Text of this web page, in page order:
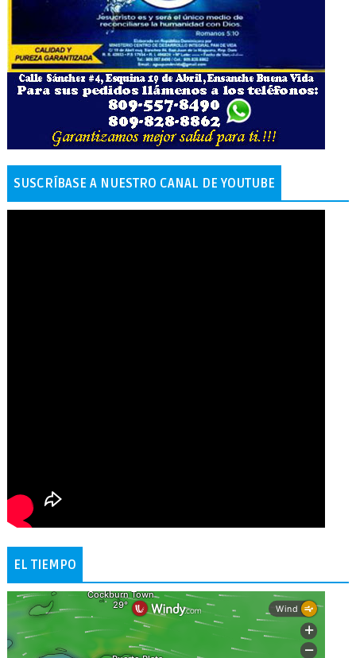
SUSCRÍBASE A NUESTRO CANAL DE YOUTUBE
EL TIEMPO